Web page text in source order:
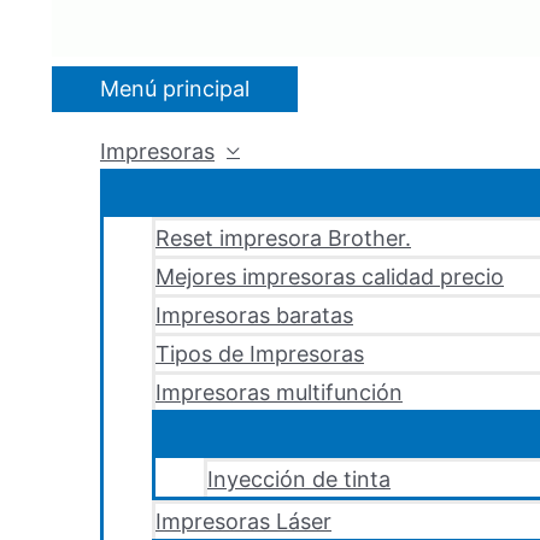
Menú principal
Impresoras
Reset impresora Brother.
Mejores impresoras calidad precio
Impresoras baratas
Tipos de Impresoras
Impresoras multifunción
Inyección de tinta
Impresoras Láser